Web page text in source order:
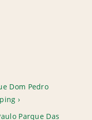
Dom Pedro
Parque Das